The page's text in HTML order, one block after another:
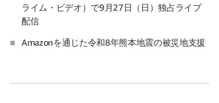
ライム・ビデオ）で9月27日（日）独占ライブ
配信
Amazonを通じた令和8年熊本地震の被災地支援